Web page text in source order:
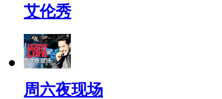
艾伦秀
周六夜现场